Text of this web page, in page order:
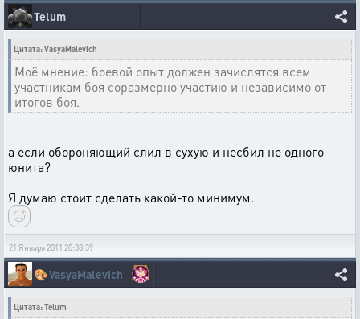
Telum
Цитата: VasyaMalevich
Моё мнение: боевой опыт должен зачислятся всем
участникам боя соразмерно участию и независимо от
итогов боя.
а если обороняющий слил в сухую и несбил не одного
юнита?
Я думаю стоит сделать какой-то минимум.
21 Января 2011 20:38:39
🎨VasyaMalevich
Цитата: Telum